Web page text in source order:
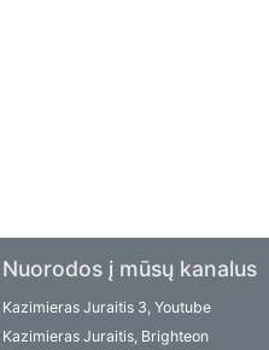
Nuorodos į mūsų kanalus
Kazimieras Juraitis 3, Youtube
Kazimieras Juraitis, Brighteon